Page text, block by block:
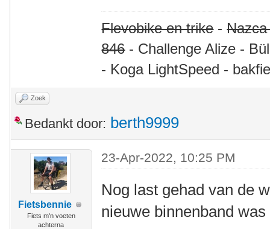
Flevobike en trike-
846- Challenge Alize -
- Koga LightSpeed -
Zoek
Bedankt door: berth9999
Fietsbennie
Fiets m'n voeten
achterna
23-Apr-2022, 10:25 PM
Nog last gehad van de
nieuwe binnenband